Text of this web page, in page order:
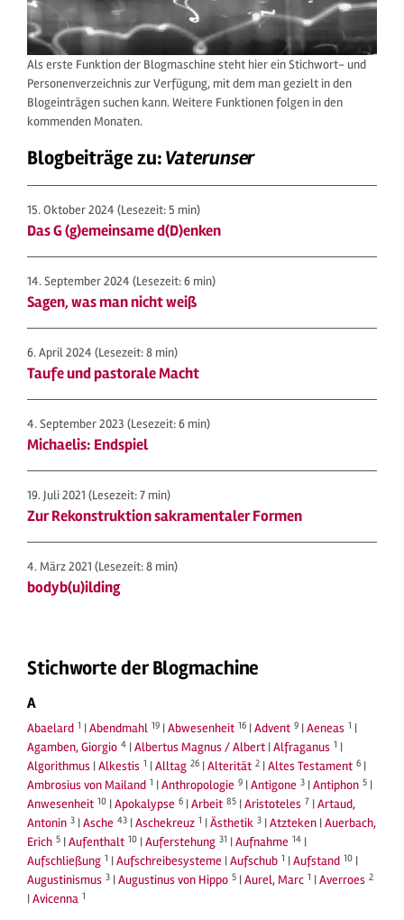
Als erste Funktion der Blogmaschine steht hier ein Stichwort- und
Personenverzeichnis zur Verfügung, mit dem man gezielt in den
Blogeinträgen suchen kann. Weitere Funktionen folgen in den
kommenden Monaten.
Blogbeiträge zu:Vaterunser
15. Oktober 2024 (Lesezeit: 5 min)
Das G (g)emeinsame d(D)enken
14. September 2024 (Lesezeit: 6 min)
Sagen, was man nicht weiß
6. April 2024 (Lesezeit: 8 min)
Taufe und pastorale Macht
4. September 2023 (Lesezeit: 6 min)
Michaelis: Endspiel
19. Juli 2021 (Lesezeit: 7 min)
Zur Rekonstruktion sakramentaler Formen
4. März 2021 (Lesezeit: 8 min)
bodyb(u)ilding
Stichworte der Blogmachine
A
Abaelard 1 |Abendmahl 19 |Abwesenheit 16 |Advent 9 |Aeneas 1 |
Agamben, Giorgio 4 |Albertus Magnus / Albert |Alfraganus 1 |
Algorithmus |Alkestis 1 |Alltag 26 |Alterität 2 |Altes Testament 6 |
Ambrosius von Mailand 1 |Anthropologie 9 |Antigone 3 |Antiphon 5 |
Anwesenheit 10 |Apokalypse 6 |Arbeit 85 |Aristoteles 7 |Artaud,
Antonin 3 |Asche 43 |Aschekreuz 1 |Ästhetik 3 |Atzteken |Auerbach,
Erich 5 |Aufenthalt 10 |Auferstehung 31 |Aufnahme 14 |
Aufschließung 1 |Aufschreibesysteme |Aufschub 1 |Aufstand 10 |
Augustinismus 3 |Augustinus von Hippo 5 |Aurel, Marc 1 |Averroes 2
|Avicenna 1